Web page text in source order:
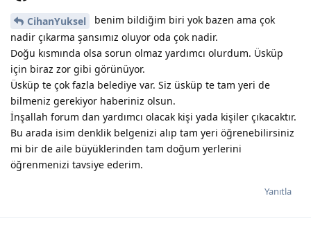
CihanYuksel
benim bildiğim biri yok bazen ama çok
nadir çıkarma şansımız oluyor oda çok nadir.
Doğu kısmında olsa sorun olmaz yardımcı olurdum. Üsküp
için biraz zor gibi görünüyor.
Üsküp te çok fazla belediye var. Siz üsküp te tam yeri de
bilmeniz gerekiyor haberiniz olsun.
İnşallah forum dan yardımcı olacak kişi yada kişiler çıkacaktır.
Bu arada isim denklik belgenizi alıp tam yeri öğrenebilirsiniz
mi bir de aile büyüklerinden tam doğum yerlerini
öğrenmenizi tavsiye ederim.
Yanıtla